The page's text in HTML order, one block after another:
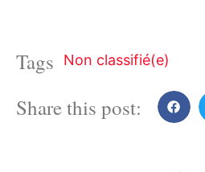
Tags Non classifié(e)
Share this post: